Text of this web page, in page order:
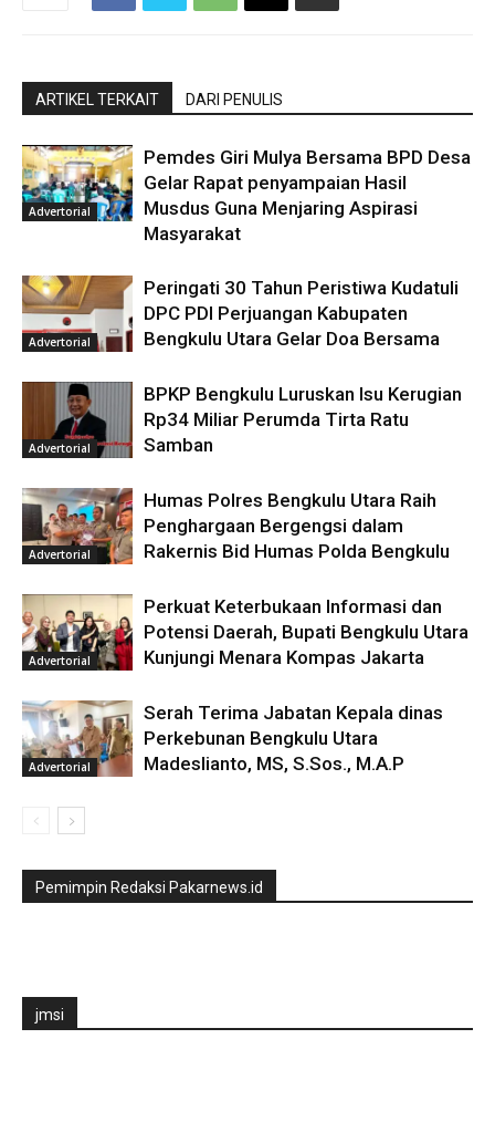
ARTIKEL TERKAIT DARI PENULIS
Advertorial
Pemdes Giri Mulya Bersama BPD Desa
Gelar Rapat penyampaian Hasil
Musdus Guna Menjaring Aspirasi
Masyarakat
Advertorial
Peringati 30 Tahun Peristiwa Kudatuli
DPC PDI Perjuangan Kabupaten
Bengkulu Utara Gelar Doa Bersama
Advertorial
BPKP Bengkulu Luruskan Isu Kerugian
Rp34 Miliar Perumda Tirta Ratu
Samban
Advertorial
Humas Polres Bengkulu Utara Raih
Penghargaan Bergengsi dalam
Rakernis Bid Humas Polda Bengkulu
Advertorial
Perkuat Keterbukaan Informasi dan
Potensi Daerah, Bupati Bengkulu Utara
Kunjungi Menara Kompas Jakarta
Advertorial
Serah Terima Jabatan Kepala dinas
Perkebunan Bengkulu Utara
Madeslianto, MS, S.Sos., M.A.P
Pemimpin Redaksi Pakarnews.id
jmsi